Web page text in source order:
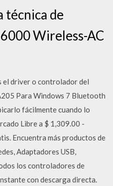
técnica de
Wireless-AC
el driver o controlador del
Para Windows 7 Bluetooth
fácilmente cuando lo
Libre a $ 1,309.00 -
Encuentra más productos de
Adaptadores USB,
los controladores de
con descarga directa.